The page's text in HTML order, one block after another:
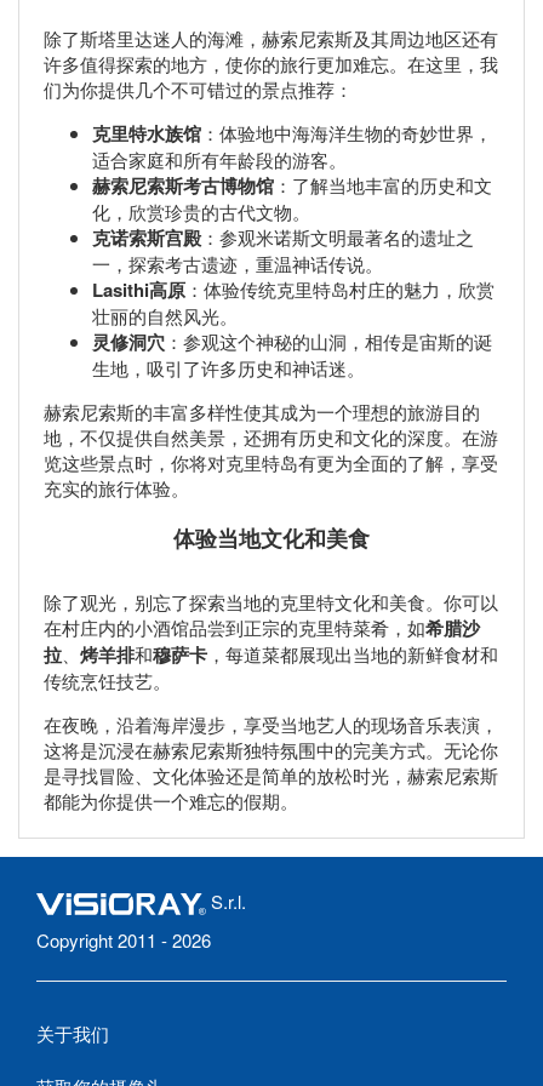
除了斯塔里达迷人的海滩，赫索尼索斯及其周边地区还有
许多值得探索的地方，使你的旅行更加难忘。在这里，我
们为你提供几个不可错过的景点推荐：
克里特水族馆 ：体验地中海海洋生物的奇妙世界，
适合家庭和所有年龄段的游客。
赫索尼索斯考古博物馆 ：了解当地丰富的历史和文
化，欣赏珍贵的古代文物。
克诺索斯宫殿：参观米诺斯文明最著名的遗址之
一，探索考古遗迹，重温神话传说。
Lasithi高原 ：体验传统克里特岛村庄的魅力，欣赏
壮丽的自然风光。
灵修洞穴 ：参观这个神秘的山洞，相传是宙斯的诞
生地，吸引了许多历史和神话迷。
赫索尼索斯的丰富多样性使其成为一个理想的旅游目的
地，不仅提供自然美景，还拥有历史和文化的深度。在游
览这些景点时，你将对克里特岛有更为全面的了解，享受
充实的旅行体验。
体验当地文化和美食
除了观光，别忘了探索当地的克里特文化和美食。你可以
在村庄内的小酒馆品尝到正宗的克里特菜肴，如希腊沙
拉
烤羊排和穆萨卡 ，每道菜都展现出当地的新鲜食材和
传统烹饪技艺。
在夜晚，沿着海岸漫步，享受当地艺人的现场音乐表演，
这将是沉浸在赫索尼索斯独特氛围中的完美方式。无论你
是寻找冒险、文化体验还是简单的放松时光，赫索尼索斯
都能为你提供一个难忘的假期。
S.r.l.
Copyright 2011 - 2026
关于我们